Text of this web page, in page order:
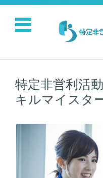
特定非
コンテンツに移動
特定非営利活
キルマイスタ